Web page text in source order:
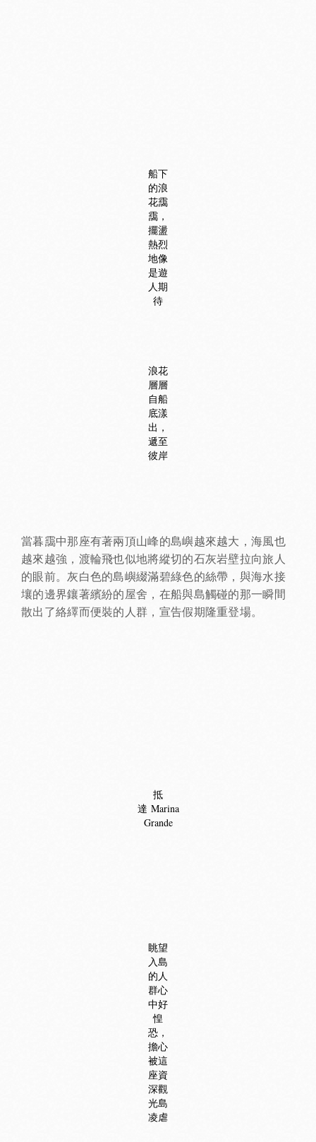
船下
的浪
花靄
靄，
擺盪
熱烈
地像
是遊
人期
待
浪花
層層
自船
底漾
出，
遞至
彼岸
當暮靄中那座有著兩頂山峰的島嶼越來越大，海風也
越來越強，渡輪飛也似地將縱切的石灰岩壁拉向旅人
的眼前。灰白色的島嶼綴滿碧綠色的絲帶，與海水接
壤的邊界鑲著繽紛的屋舍，在船與島觸碰的那一瞬間
散出了絡繹而便裝的人群，宣告假期隆重登場。
抵
達 Marina
Grande
眺望
入島
的人
群心
中好
惶
恐，
擔心
被這
座資
深觀
光島
凌虐